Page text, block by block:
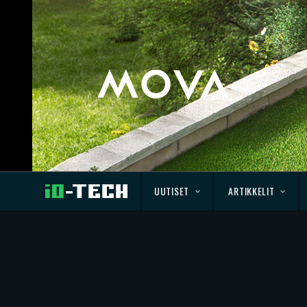
UUTISET ARTIKKELIT